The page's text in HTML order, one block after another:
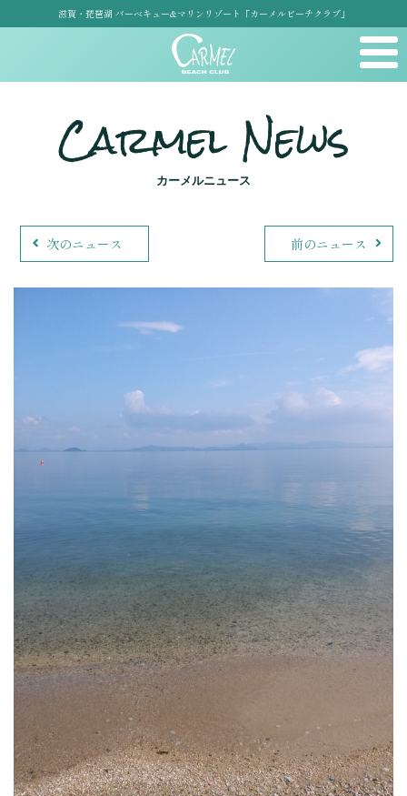
滋賀・琵琶湖 バーベキュー&マリンリゾート「カーメルビーチクラブ」
Carmel News
カーメルニュース
次のニュース 前のニュース